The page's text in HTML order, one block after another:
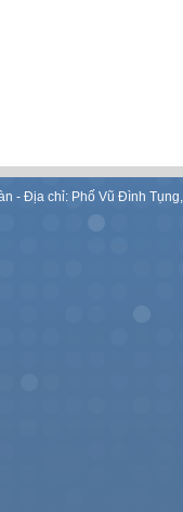
- Địa chỉ: Phố Vũ Đình